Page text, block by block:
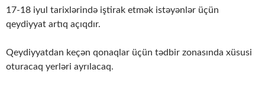
17-18 iyul tarixlərində iştirak etmək istəyənlər üçün
qeydiyyat artıq açıqdır.
Qeydiyyatdan keçən qonaqlar üçün tədbir zonasında xüsusi
oturacaq yerləri ayrılacaq.